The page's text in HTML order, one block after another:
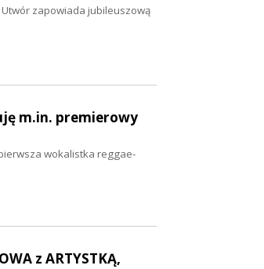
Utwór zapowiada jubileuszową
m.in. premierowy
wokalistka reggae-
z ARTYSTKĄ,